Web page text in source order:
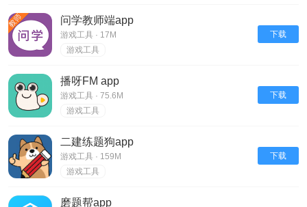
问学教师端app
游戏工具 · 17M
游戏工具
下载
播呀FM app
游戏工具 · 75.6M
游戏工具
下载
二建练题狗app
游戏工具 · 159M
游戏工具
下载
磨题帮app